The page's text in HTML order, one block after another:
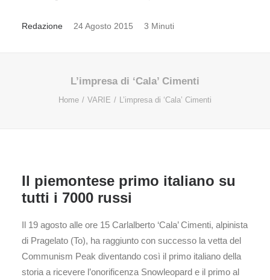
Redazione 24 Agosto 2015 3 Minuti
L’impresa di ‘Cala’ Cimenti
Home VARIE L’impresa di ‘Cala’ Cimenti
Il piemontese primo italiano su
tutti i 7000 russi
Il 19 agosto alle ore 15 Carlalberto ‘Cala’ Cimenti, alpinista
di Pragelato (To), ha raggiunto con successo la vetta del
Communism Peak diventando così il primo italiano della
storia a ricevere l’onorificenza Snowleopard e il primo al